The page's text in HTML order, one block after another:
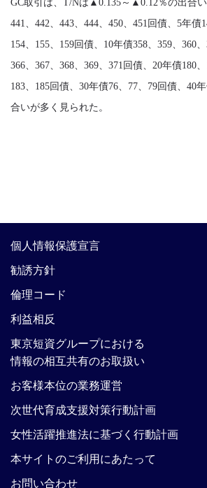
GC取引は、T/Nは▲0.135～▲0.12％の出合
441、442、443、444、450、451回債、5年債
154、155、159回債、10年債358、359、360、
366、367、368、369、371回債、20年債180、
183、185回債、30年債76、77、79回債、40
合いが多く見られた。
個人情報保護宣言
勧誘方針
倫理コード
利益相反
東京短資グループにおける
情報の相互共有のお取扱い
お客様本位の業務運営
次世代育成支援対策行動計画
女性活躍推進法に基づく行動計画
本サイトのご利用にあたって
お問い合わせ